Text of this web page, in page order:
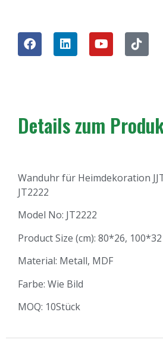
Details zum
Wanduhr für Heimdekoration
JT2222
Model No: JT2222
Product Size (cm): 80*26, 100*32
Material: Metall, MDF
Farbe: Wie Bild
MOQ: 10Stück